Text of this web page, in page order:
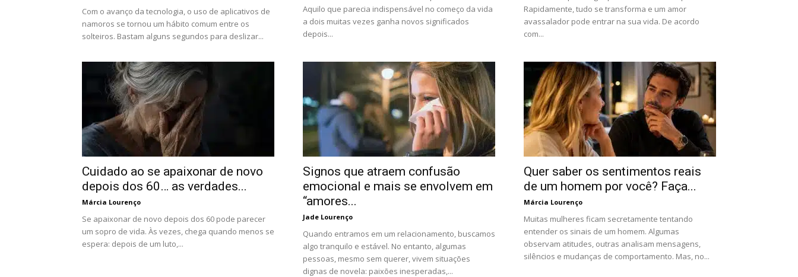
Com o avanço da tecnologia, o uso de aplicativos de
namoros se tornou um hábito comum entre os
solteiros. Bastam alguns segundos para deslizar...
Aquilo que parecia indispensável no começo da vida
a dois muitas vezes ganha novos significados
depois...
Rapidamente, tudo se transforma e um amor
avassalador pode entrar na sua vida. De acordo
com...
Cuidado ao se apaixonar de novo
depois dos 60… as verdades...
Márcia Lourenço
Se apaixonar de novo depois dos 60 pode parecer
um sopro de vida. Às vezes, chega quando menos se
espera: depois de um luto,...
Signos que atraem confusão
emocional e mais se envolvem em
“amores...
Jade Lourenço
Quando entramos em um relacionamento, buscamos
algo tranquilo e estável. No entanto, algumas
pessoas, mesmo sem querer, vivem situações
dignas de novela: paixões inesperadas,...
Quer saber os sentimentos reais
de um homem por você? Faça...
Márcia Lourenço
Muitas mulheres ficam secretamente tentando
entender os sinais de um homem. Algumas
observam atitudes, outras analisam mensagens,
silêncios e mudanças de comportamento. Mas, no...